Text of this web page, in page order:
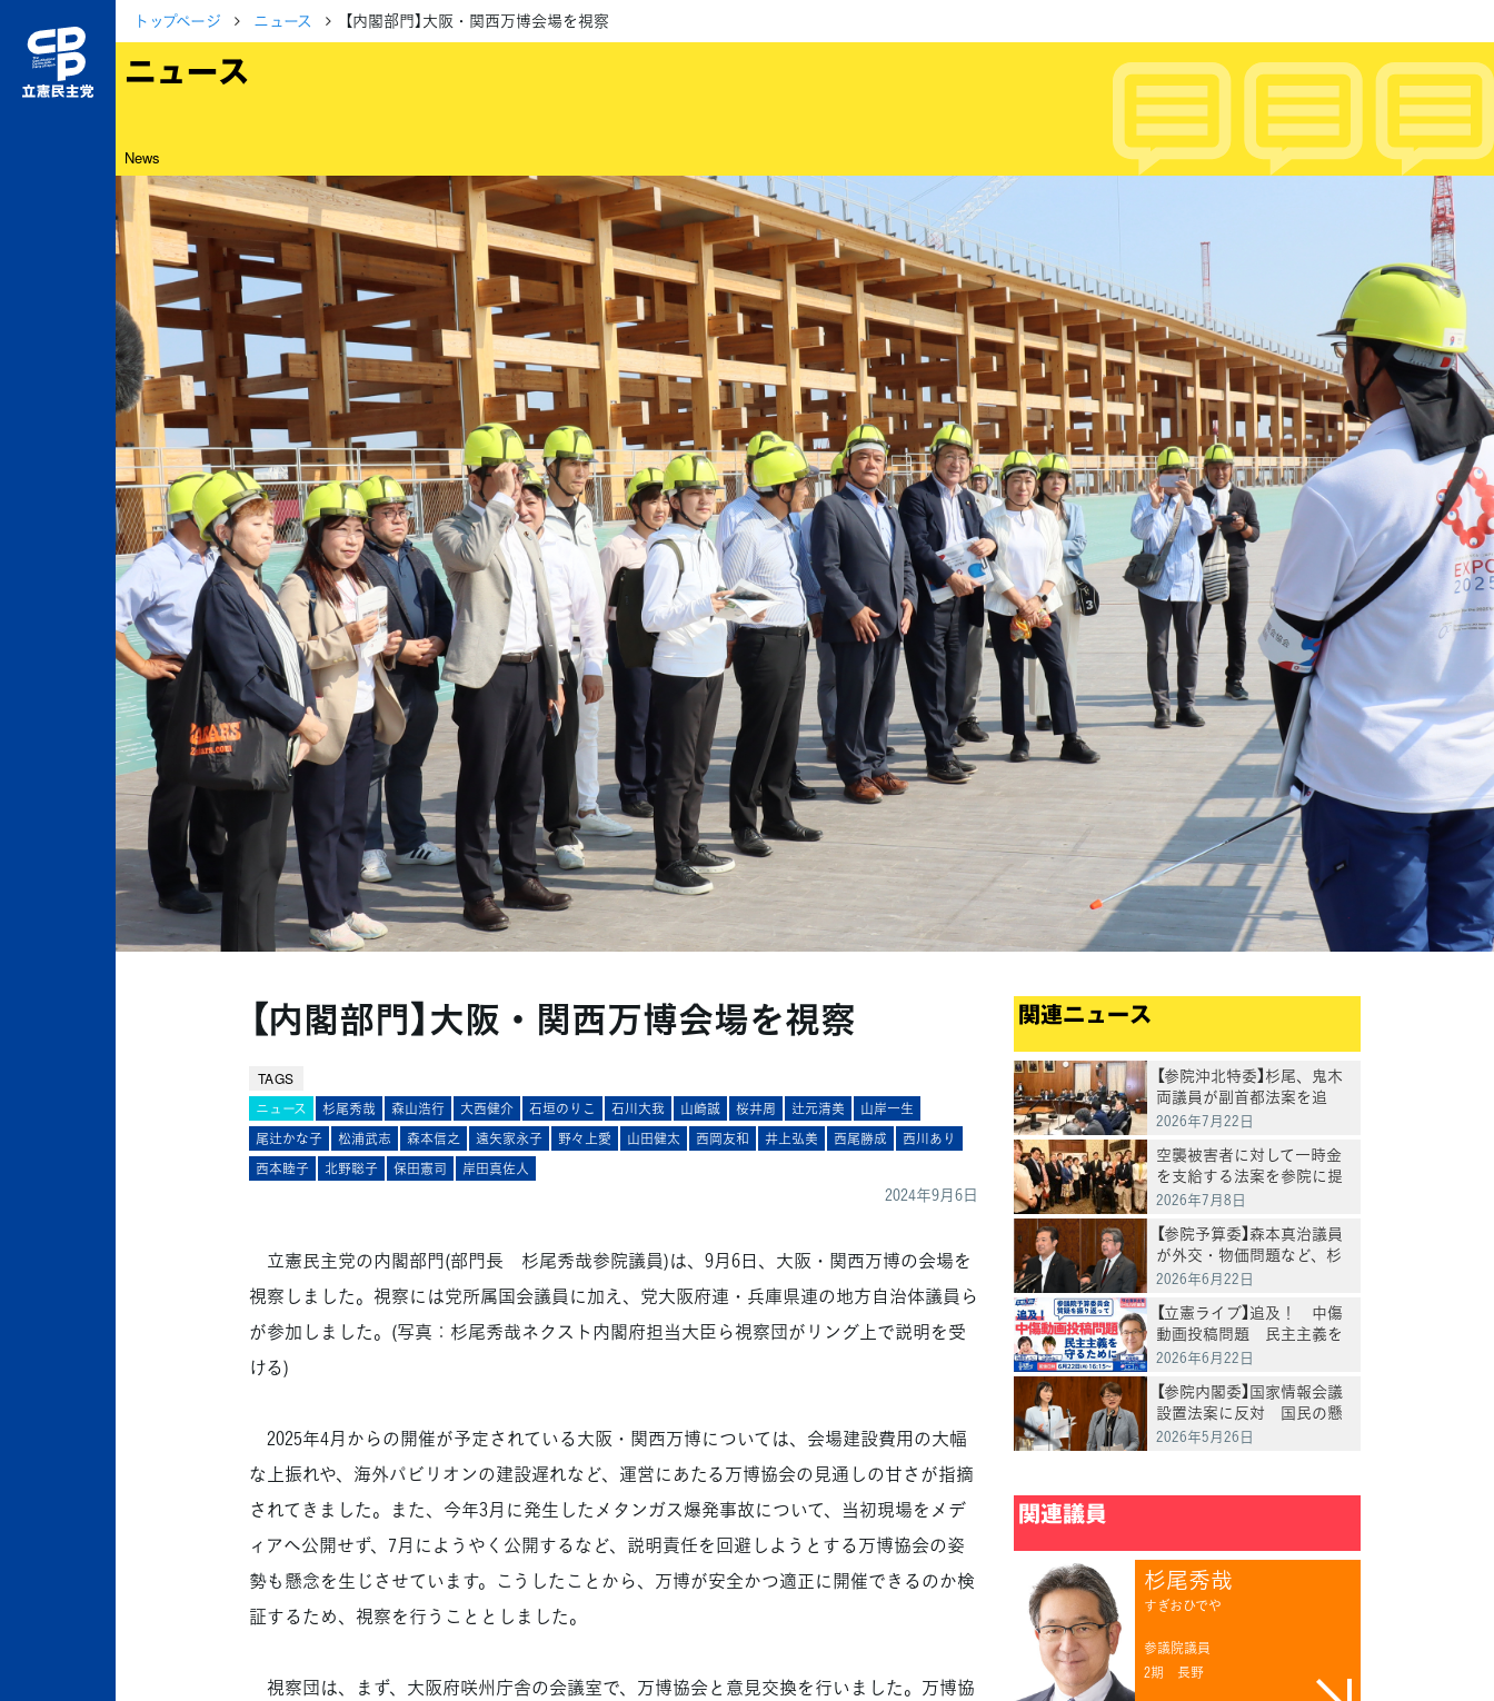
トップページ ニュース 【内閣部門】大阪・関西万博会場を視察
ニュース
News
【内閣部門】大阪・関西万博会場を視察
TAGS
ニュース 杉尾秀哉 森山浩行 大西健介 石垣のりこ 石川大我 山崎誠 桜井周 辻元清美
山岸一生
尾辻かな子
松浦武志 森本信之 遠矢家永子 野々上愛 山田健太 西岡友和 井上弘美 西尾勝成
西川あり
西本睦子
北野聡子 保田憲司 岸田真佐人
2024年9月6日
立憲民主党の内閣部門(部門長 杉尾秀哉参院議員)は、9月6日、大阪・関西万博の会場を
視察しました。視察には党所属国会議員に加え、党大阪府連・兵庫県連の地方自治体議員ら
が参加しました。(写真：杉尾秀哉ネクスト内閣府担当大臣ら視察団がリング上で説明を受
ける)
2025年4月からの開催が予定されている大阪・関西万博については、会場建設費用の大幅
な上振れや、海外パビリオンの建設遅れなど、運営にあたる万博協会の見通しの甘さが指摘
されてきました。また、今年3月に発生したメタンガス爆発事故について、当初現場をメデ
ィアへ公開せず、7月にようやく公開するなど、説明責任を回避しようとする万博協会の姿
勢も懸念を生じさせています。こうしたことから、万博が安全かつ適正に開催できるのか検
証するため、視察を行うこととしました。
視察団は、まず、大阪府咲州庁舎の会議室で、万博協会と意見交換を行いました。万博協
関連ニュース
【参院沖北特委】杉尾、鬼木
両議員が副首都法案を追
及 災害リスクや「都構想」
2026年7月22日
空襲被害者に対して一時金
を支給する法案を参院に提
出
2026年7月8日
【参院予算委】森本真治議員
が外交・物価問題など、杉
尾秀哉議員がサナエトーク
2026年6月22日
【立憲ライブ】追及！ 中傷
動画投稿問題 民主主義を
守るために 杉尾秀哉×村
2026年6月22日
【参院内閣委】国家情報会議
設置法案に反対 国民の懸
念を払拭するため修正案を
2026年5月26日
関連議員
杉尾秀哉
すぎおひでや
参議院議員
2期長野